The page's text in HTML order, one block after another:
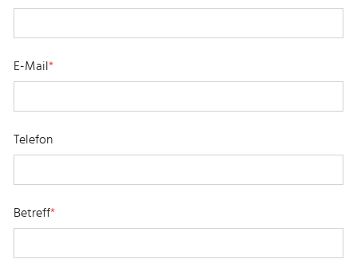
E-Mail *
Telefon
Betreff*